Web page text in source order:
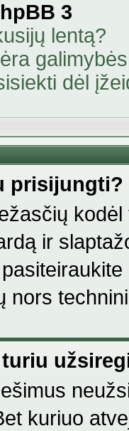
3
lentą?
dėl
prisijungti?
ir
nors
kuriuo